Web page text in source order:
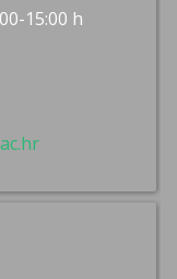
15:00 h